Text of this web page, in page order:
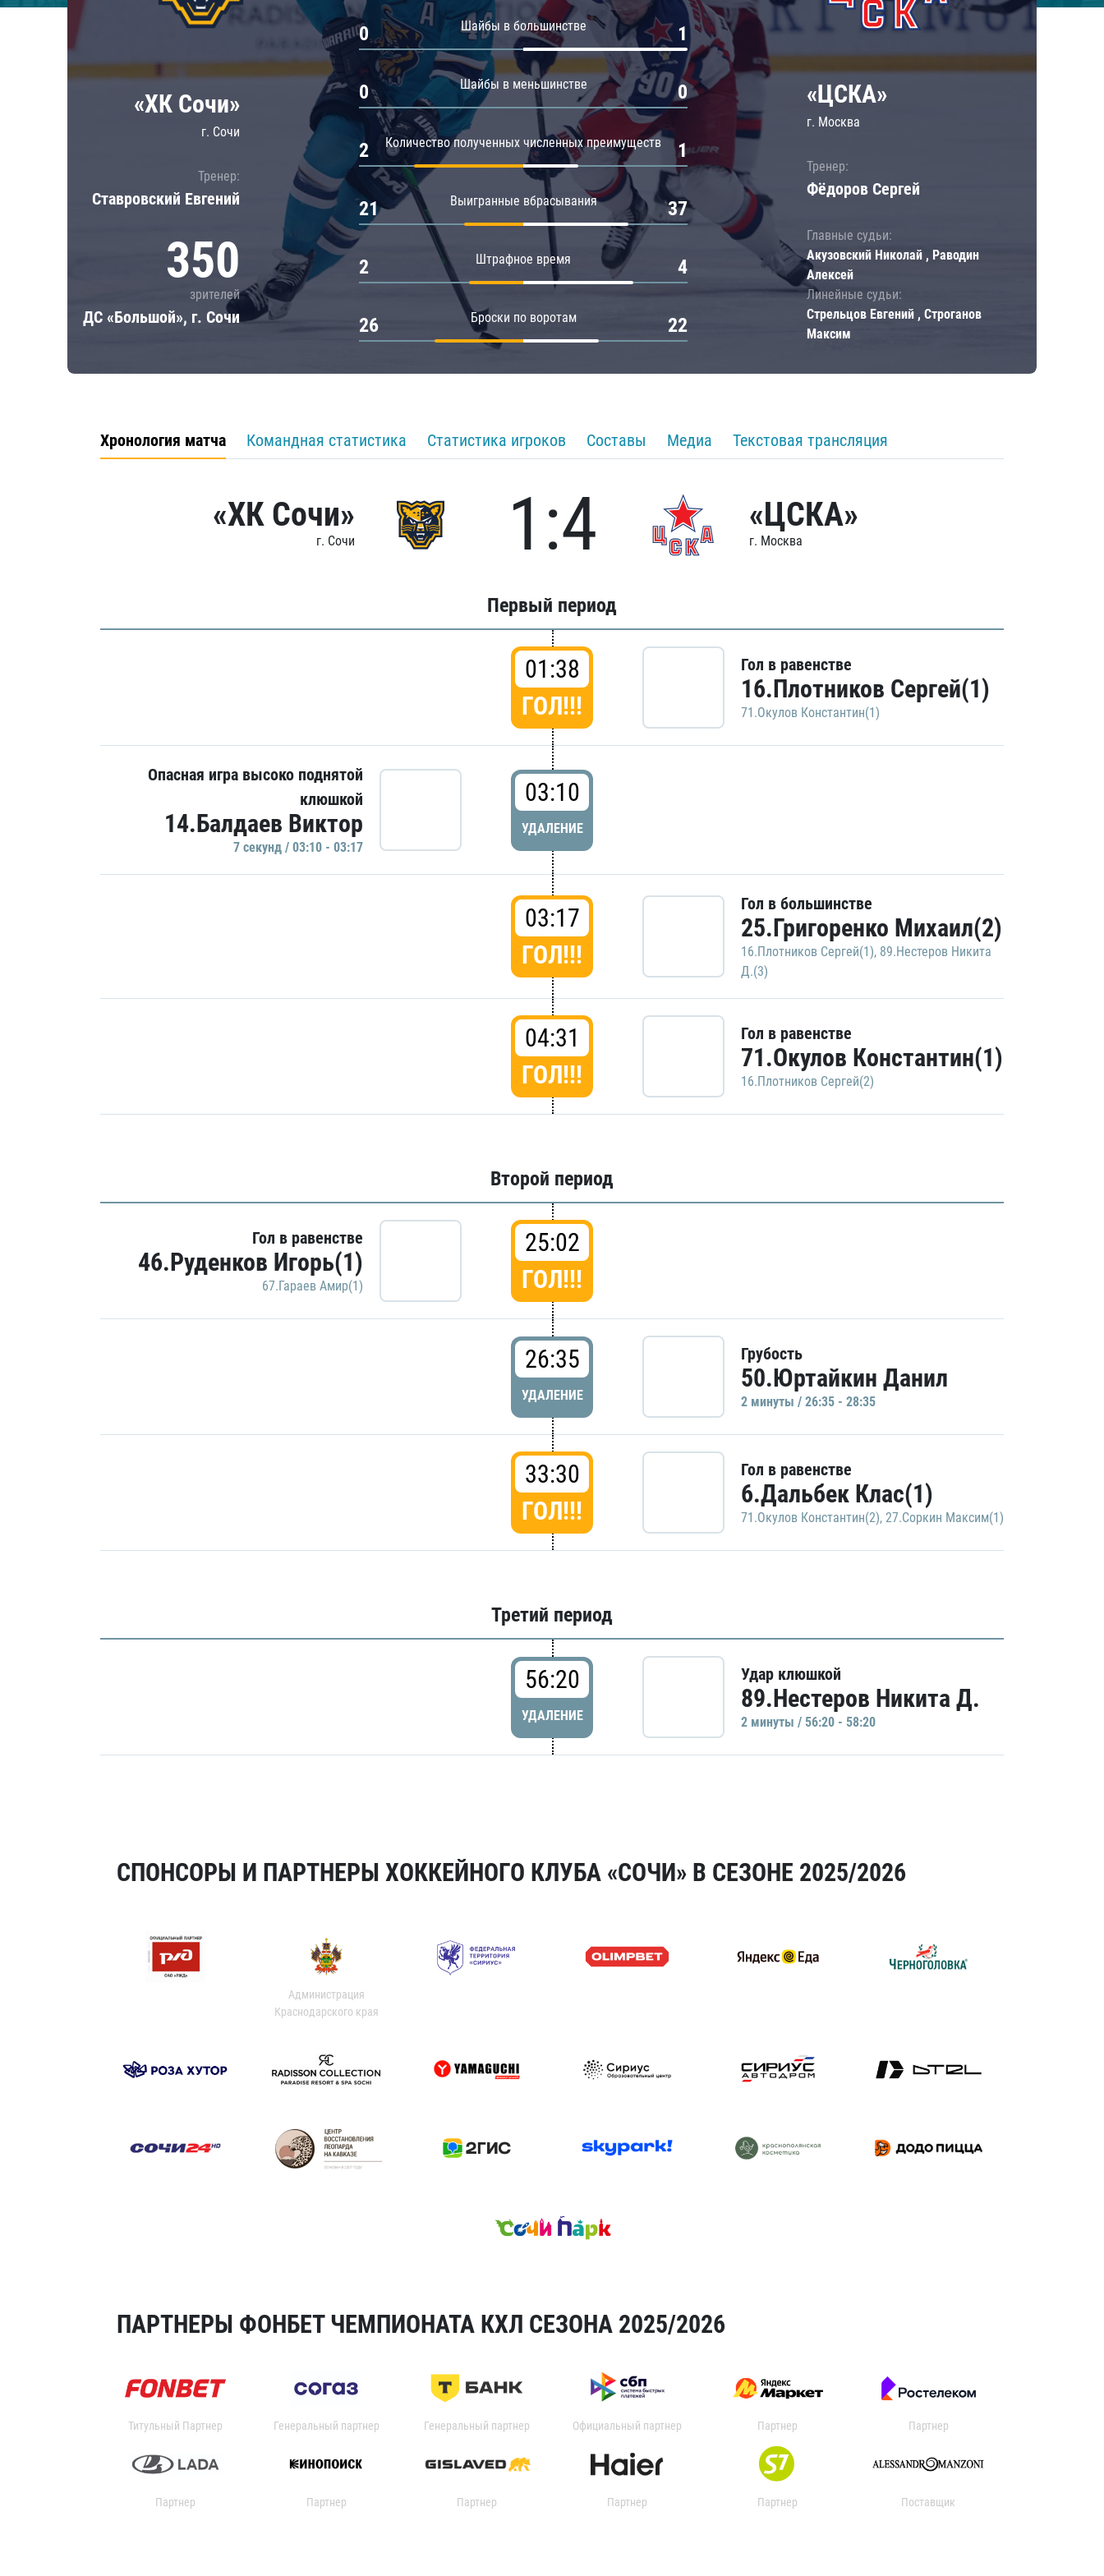
Локомотив
ЦСКА
Шанхайские Драконы
Амур
Барыс
Салават Юлаев
«ХК Сочи»
г. Сочи
Тренер:
Ставровский Евгений
350
зрителей
ДС «Большой», г. Сочи
Шайбы в большинстве
0 1
Шайбы в меньшинстве
0 0
Количество полученных численных преимуществ
2 1
Выигранные вбрасывания
21 37
Штрафное время
2 4
Броски по воротам
26 22
«ЦСКА»
г. Москва
Тренер:
Фёдоров Сергей
Главные судьи:
Акузовский Николай , Раводин
Алексей
Линейные судьи:
Стрельцов Евгений , Строганов
Максим
Хронология матча Командная статистика Статистика игроков Составы Медиа Текстовая трансляция
«ХК Сочи»
г. Сочи 1:4 «ЦСКА»
г. Москва
Первый период
01:38
ГОЛ!!!
Гол в равенстве
16.Плотников Сергей(1)
71.Окулов Константин(1)
Опасная игра высоко поднятой
клюшкой
14.Балдаев Виктор
7 секунд / 03:10 - 03:17
03:10
УДАЛЕНИЕ
03:17
ГОЛ!!!
Гол в большинстве
25.Григоренко Михаил(2)
16.Плотников Сергей(1), 89.Нестеров Никита
Д.(3)
04:31
ГОЛ!!!
Гол в равенстве
71.Окулов Константин(1)
16.Плотников Сергей(2)
Второй период
Гол в равенстве
46.Руденков Игорь(1)
67.Гараев Амир(1)
25:02
ГОЛ!!!
26:35
УДАЛЕНИЕ
Грубость
50.Юртайкин Данил
2 минуты / 26:35 - 28:35
33:30
ГОЛ!!!
Гол в равенстве
6.Дальбек Клас(1)
71.Окулов Константин(2), 27.Соркин Максим(1)
Третий период
56:20
УДАЛЕНИЕ
Удар клюшкой
89.Нестеров Никита Д.
2 минуты / 56:20 - 58:20
СПОНСОРЫ И ПАРТНЕРЫ ХОККЕЙНОГО КЛУБА «СОЧИ» В СЕЗОНЕ 2025/2026
Администрация
Краснодарского края
ПАРТНЕРЫ ФОНБЕТ ЧЕМПИОНАТА КХЛ СЕЗОНА 2025/2026
Титульный Партнер Генеральный партнер Генеральный партнер Официальный партнер Партнер Партнер
Партнер Партнер Партнер Партнер Партнер Поставщик